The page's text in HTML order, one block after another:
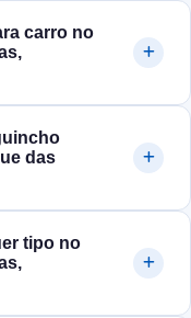
carro no
das
tipo no